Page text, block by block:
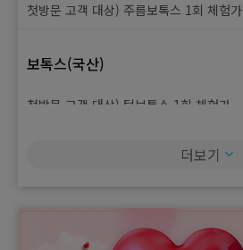
첫방문 고객 대상) 주름보톡스 1회 체험가
보톡스(국산)
첫방문 고객 대상) 턱보톡스 1회 체험가
더보기